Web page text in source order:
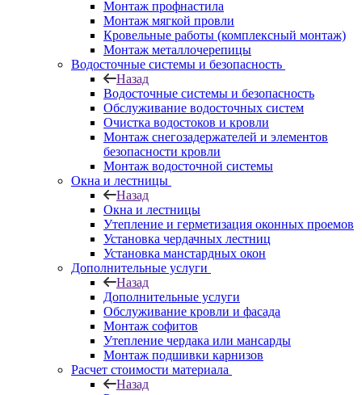
Монтаж профнастила
Монтаж мягкой провли
Кровельные работы (комплексный монтаж)
Монтаж металлочерепицы
Водосточные системы и безопасность
Назад
Водосточные системы и безопасность
Обслуживание водосточных систем
Очистка водостоков и кровли
Монтаж снегозадержателей и элементов
безопасности кровли
Монтаж водосточной системы
Окна и лестницы
Назад
Окна и лестницы
Утепление и герметизация оконных проемов
Установка чердачных лестниц
Установка манстардных окон
Дополнительные услуги
Назад
Дополнительные услуги
Обслуживание кровли и фасада
Монтаж софитов
Утепление чердака или мансарды
Монтаж подшивки карнизов
Расчет стоимости материала
Назад